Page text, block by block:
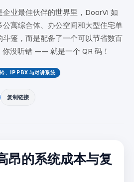
业最佳伙伴的世界里，DoorVi 如
寓综合体、办公空间和大型住宅单
篷，而是配备了一个可以节省数百
你没听错 —— 就是一个 QR 码！
、IP PBX 与对讲系统
复制链接
昂的系统成本与复